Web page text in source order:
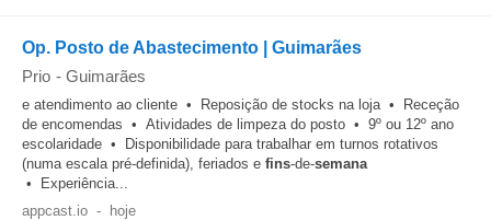
Op. Posto de Abastecimento | Guimarães
Prio - Guimarães
e atendimento ao cliente • Reposição de stocks na loja • Receção
de encomendas • Atividades de limpeza do posto • 9º ou 12º ano
escolaridade • Disponibilidade para trabalhar em turnos rotativos
(numa escala pré-definida), feriados e fins-de-semana
• Experiência...
appcast.io - hoje